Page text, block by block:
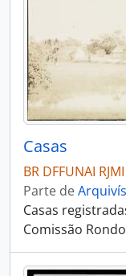
Casas
BR DFFUNAI
Parte de
Casas
Comissão